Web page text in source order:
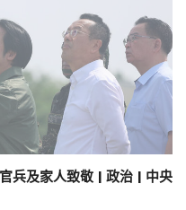
兵及家人致敬 | 政治 | 中央